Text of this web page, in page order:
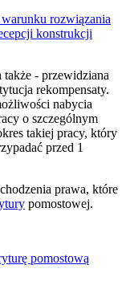
rozwiązania
konstrukcji
- przewidziana
rekompensaty.
nabycia
o szczególnym
takiej pracy, który
przed 1
prawa, które
pomostowej.
pomostową